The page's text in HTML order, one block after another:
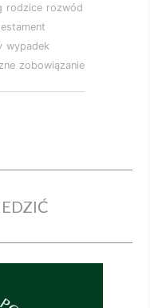
rodzice rozwód
wypadek
zobowiązanie